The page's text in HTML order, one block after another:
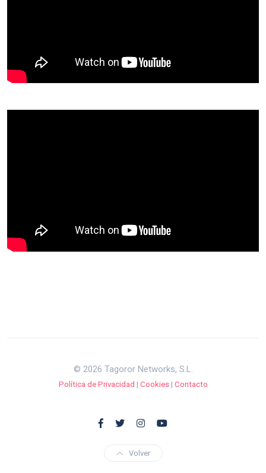
© 2026 Tagoror Networks, S.L.
Política de Privacidad | Cookies| Contacto
Volver